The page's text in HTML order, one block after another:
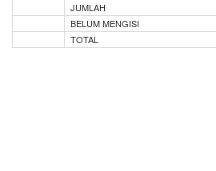
JUMLAH
BELUM MENGISI
TOTAL